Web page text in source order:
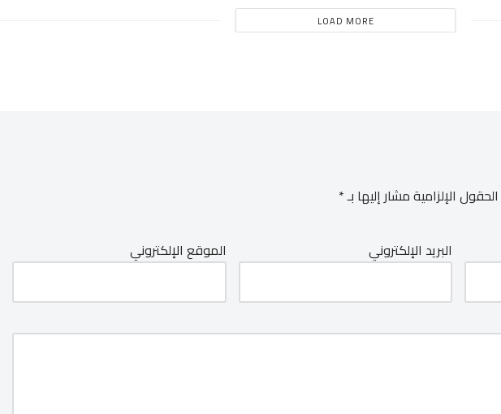
LOAD MORE
الحقول الإلزامية مشار إليها بـ*
البريد الإلكتروني الموقع الإلكتروني